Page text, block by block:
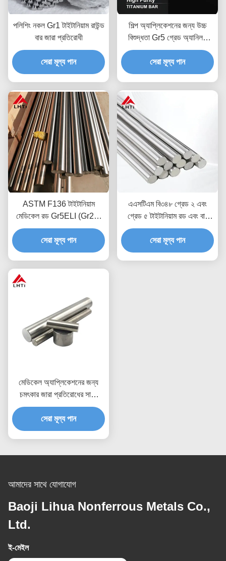
পলিশিং নকল Gr1 টাইটানিয়াম রাউন্ড
বার জারা প্রতিরোধী
সেরা মূল্য পান
শিল্প অ্যাপ্লিকেশনের জন্য উচ্চ
বিশুদ্ধতা Gr5 গ্রেড অ্যানিলড
টাইটানিয়াম বার এবং টাইটানিয়াম
অ্যালয় বার
সেরা মূল্য পান
ASTM F136 টাইটানিয়াম
মেডিকেল রড Gr5ELI (Gr23)
3mm-10mm ব্যাসার্ধ টাইটানিয়াম
বার
সেরা মূল্য পান
এএসটিএম বি৩৪৮ গ্রেড ২ এবং
গ্রেড ৫ টাইটানিয়াম রড এবং বার
বায়োকম্প্যাটিবল এবং জারা প্রতিরোধী
বৈশিষ্ট্য সহ মেডিকেল
অ্যাপ্লিকেশনগুলির জন্য
সেরা মূল্য পান
মেডিকেল অ্যাপ্লিকেশনের জন্য
চমৎকার জারা প্রতিরোধের সাথে
ASTM B265 Gr2 Gr5
টাইটানিয়াম রাউন্ড বার
সেরা মূল্য পান
আমাদের সাথে যোগাযোগ
Baoji Lihua Nonferrous Metals Co.,
Ltd.
ই-মেইল